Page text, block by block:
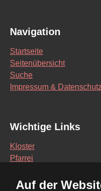
Auf der
Navigation
Startseite
Seitenübersicht
Suche
Impressum &
Wichtige Links
Kloster
Pfarrei